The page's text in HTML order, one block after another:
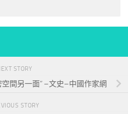
STORY
間另一面” –文史–中國作家網
STORY